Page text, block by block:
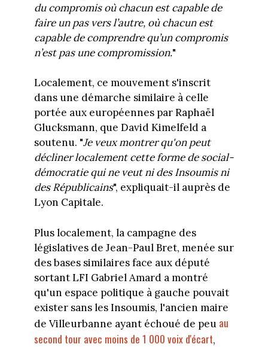
du compromis où chacun est capable de
faire un pas vers l’autre, où chacun est
capable de comprendre qu’un compromis
n’est pas une compromission."
Localement, ce mouvement s'inscrit
dans une démarche similaire à celle
portée aux européennes par Raphaël
Glucksmann, que David Kimelfeld a
soutenu. "Je veux montrer qu'on peut
décliner localement cette forme de social-
démocratie qui ne veut ni des Insoumis ni
des Républicains", expliquait-il auprès de
Lyon Capitale.
Plus localement, la campagne des
législatives de Jean-Paul Bret, menée sur
des bases similaires face aux député
sortant LFI Gabriel Amard a montré
qu'un espace politique à gauche pouvait
exister sans les Insoumis, l'ancien maire
de Villeurbanne ayant échoué de peu au
second tour avec moins de 1 000 voix d'écart,